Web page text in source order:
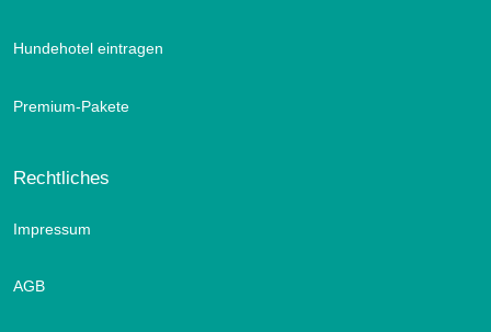
Hundehotel eintragen
Premium-Pakete
Rechtliches
Impressum
AGB